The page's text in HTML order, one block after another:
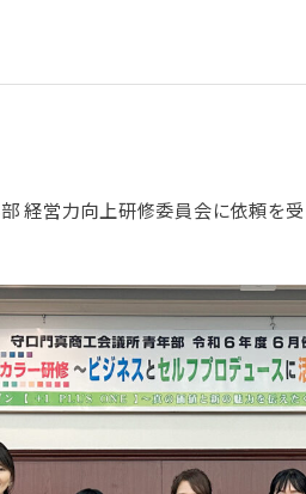
経営力向上研修委員会に依頼を受